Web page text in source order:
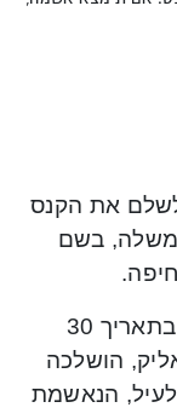
לשלם את הקנס
בשם
מכתב האישום עולה, כי הנאשמת הייתה רשומה כבעלת רכב מסוג ניסאן. בתאריך 30
ביאליק, הושלכה
הנאשמת